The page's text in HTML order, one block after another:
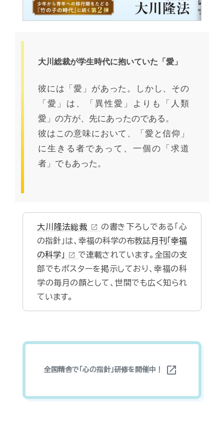
大川総裁が学生時代に抱いていた「愛」
彼には「愛」があった。しかし、その
「愛」は、「異性愛」よりも「人類
愛」の方が、先にあったのである。
彼はこの意味において、「愛と信仰」
に生きる者であって、一個の「求道
者」でもあった。
大川隆法総裁 open_in_new の書き下ろしである「心
の指針」は、幸福の科学の布教誌月刊「幸福
の科学」
open_in_new で連載されています。全国の支
部でもポスターを掲示しており、幸福の科
学の毎月の顔として、世間でも広く知られ
ています。
全国精舎で「心の指針」研修を開催中！ open_in_new